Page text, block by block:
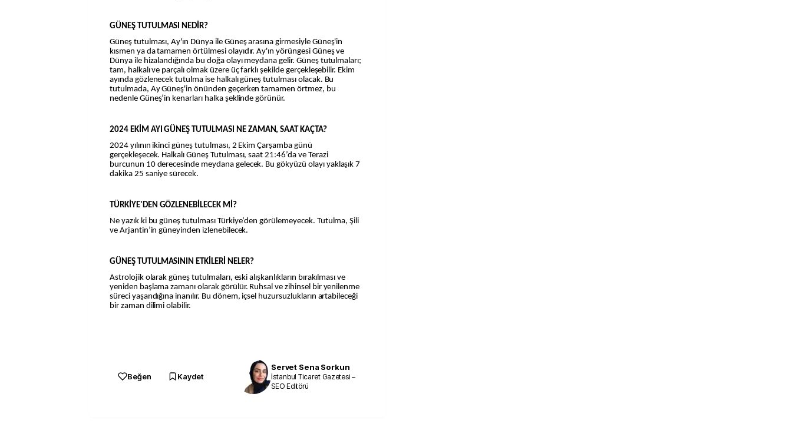
GÜNEŞ TUTULMASI NEDİR?
Güneş tutulması, Ay'ın Dünya ile Güneş arasına girmesiyle Güneş'in
kısmen ya da tamamen örtülmesi olayıdır. Ay'ın yörüngesi Güneş ve
Dünya ile hizalandığında bu doğa olayı meydana gelir. Güneş tutulmaları;
tam, halkalı ve parçalı olmak üzere üç farklı şekilde gerçekleşebilir. Ekim
ayında gözlenecek tutulma ise halkalı güneş tutulması olacak. Bu
tutulmada, Ay Güneş'in önünden geçerken tamamen örtmez, bu
nedenle Güneş’in kenarları halka şeklinde görünür.
2024 EKİM AYI GÜNEŞ TUTULMASI NE ZAMAN, SAAT KAÇTA?
2024 yılının ikinci güneş tutulması, 2 Ekim Çarşamba günü
gerçekleşecek. Halkalı Güneş Tutulması, saat 21:46’da ve Terazi
burcunun 10 derecesinde meydana gelecek. Bu gökyüzü olayı yaklaşık 7
dakika 25 saniye sürecek.
TÜRKİYE'DEN GÖZLENEBİLECEK Mİ?
Ne yazık ki bu güneş tutulması Türkiye’den görülemeyecek. Tutulma, Şili
ve Arjantin’in güneyinden izlenebilecek.
GÜNEŞ TUTULMASININ ETKİLERİ NELER?
Astrolojik olarak güneş tutulmaları, eski alışkanlıkların bırakılması ve
yeniden başlama zamanı olarak görülür. Ruhsal ve zihinsel bir yenilenme
süreci yaşandığına inanılır. Bu dönem, içsel huzursuzlukların artabileceği
bir zaman dilimi olabilir.
Beğen Kaydet
Servet Sena Sorkun
İstanbul Ticaret Gazetesi –
SEO Editörü